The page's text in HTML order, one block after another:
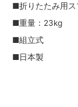
■折りたたみ用ス
■重量：23kg
■組立式
■日本製